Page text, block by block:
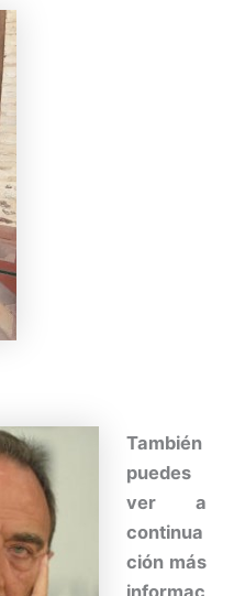
También
puedes
ver a
continua
ción más
informac